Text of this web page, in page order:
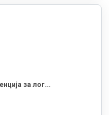
за лог...